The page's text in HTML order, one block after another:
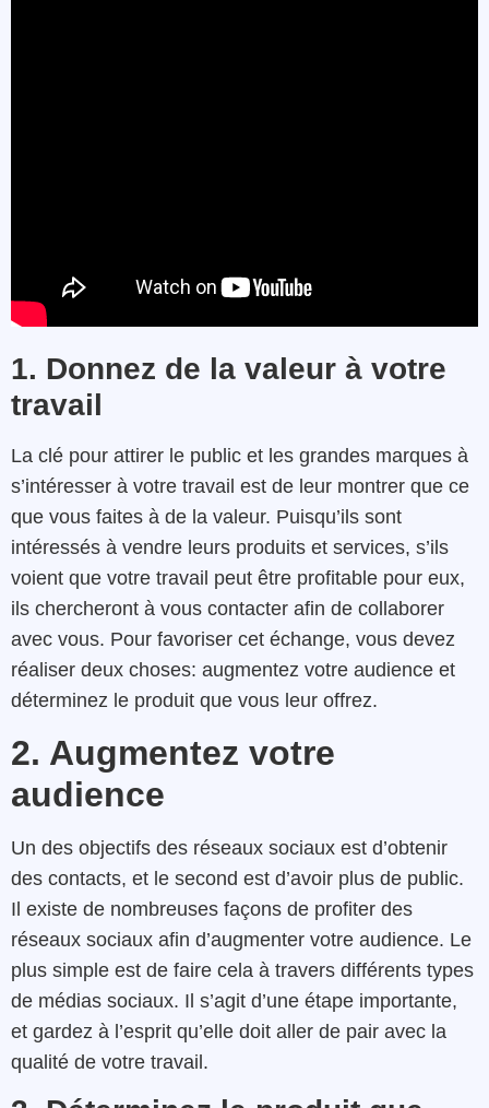
1. Donnez de la valeur à votre
travail
La clé pour attirer le public et les grandes marques à
s’intéresser à votre travail est de leur montrer que ce
que vous faites à de la valeur. Puisqu’ils sont
intéressés à vendre leurs produits et services, s’ils
voient que votre travail peut être profitable pour eux,
ils chercheront à vous contacter afin de collaborer
avec vous. Pour favoriser cet échange, vous devez
réaliser deux choses: augmentez votre audience et
déterminez le produit que vous leur offrez.
2. Augmentez votre
audience
Un des objectifs des réseaux sociaux est d’obtenir
des contacts, et le second est d’avoir plus de public.
Il existe de nombreuses façons de profiter des
réseaux sociaux afin d’augmenter votre audience. Le
plus simple est de faire cela à travers différents types
de médias sociaux. Il s’agit d’une étape importante,
et gardez à l’esprit qu’elle doit aller de pair avec la
qualité de votre travail.